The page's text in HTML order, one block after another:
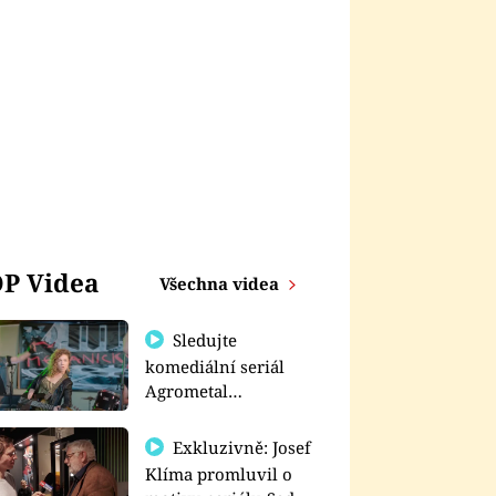
Videa Všechna videa
Sledujte
komediální seriál
Agrometal
prima+
Exkluzivně: Josef
Klíma promluvil o